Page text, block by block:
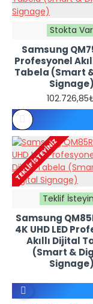
TEKLIF
İSTEYINIZ
Stokta Var
Samsung
Profesyonel
Tabela (Smart
Signage)
TEKLIF İSTEYINIZ
Teklif
Samsung
4K UHD LED
Akıllı Dijital
(Smart &
Signage)